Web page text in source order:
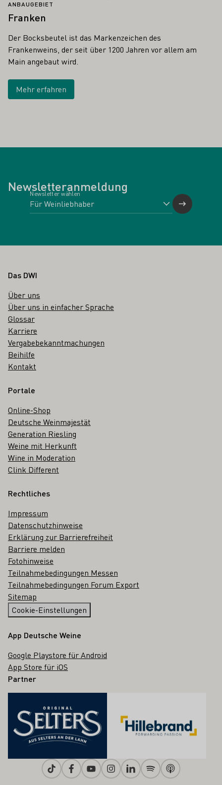
ANBAUGEBIET
Franken
Der Bocksbeutel ist das Markenzeichen des
Frankenweins, der seit über 1200 Jahren vor allem am
Main angebaut wird.
Mehr erfahren
Newsletteranmeldung
Newsletter wählen
Fußbereich
Das DWI
Über uns
Über uns in einfacher Sprache
Glossar
Karriere
Vergabebekanntmachungen
Beihilfe
Kontakt
Portale
Online-Shop
Deutsche Weinmajestät
Generation Riesling
Weine mit Herkunft
Wine in Moderation
Clink Different
Rechtliches
Impressum
Datenschutzhinweise
Erklärung zur Barrierefreiheit
Barriere melden
Fotohinweise
Teilnahmebedingungen Messen
Teilnahmebedingungen Forum Export
Sitemap
Cookie-Einstellungen
App Deutsche Weine
Google Playstore für Android
App Store für iOS
Partner
TiktokFacebookYoutubeInstagramLinkedinSpotifyApple